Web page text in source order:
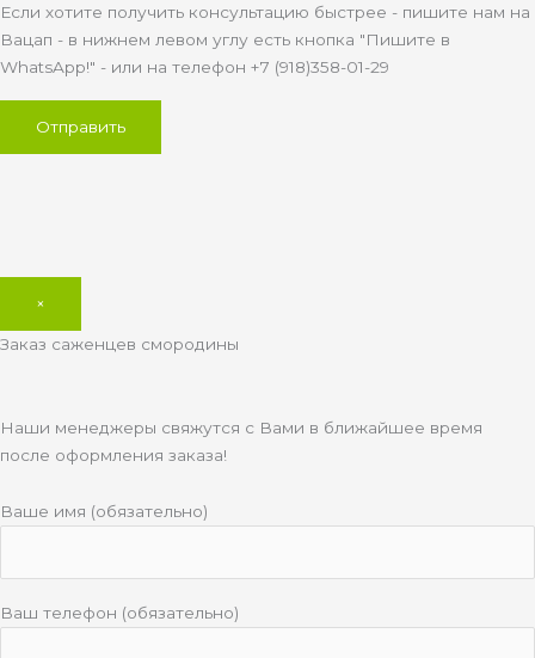
Если хотите получить консультацию быстрее - пишите нам на
Вацап - в нижнем левом углу есть кнопка "Пишите в
WhatsApp!" - или на телефон +7 (918)358-01-29
×
Заказ саженцев смородины
Наши менеджеры свяжутся с Вами в ближайшее время
после оформления заказа!
Ваше имя (обязательно)
Ваш телефон (обязательно)